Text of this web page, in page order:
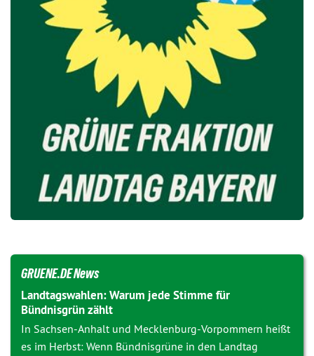
GRUENE.DE News
Landtagswahlen: Warum jede Stimme für
Bündnisgrün zählt
In Sachsen-Anhalt und Mecklenburg-Vorpommern heißt
es im Herbst: Wenn Bündnisgrüne in den Landtag